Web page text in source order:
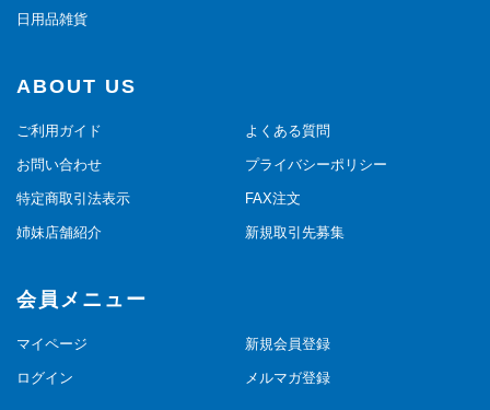
日用品雑貨
ABOUT US
ご利用ガイド よくある質問
お問い合わせ プライバシーポリシー
特定商取引法表示 FAX注文
姉妹店舗紹介 新規取引先募集
会員メニュー
マイページ 新規会員登録
ログイン メルマガ登録